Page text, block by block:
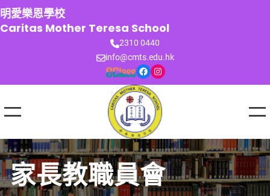
跳
至
主
明愛樂恩學校
Caritas Mother Teresa School
2310 0440
info@cmts.edu.hk
Facebook Instagram
家長教職員會